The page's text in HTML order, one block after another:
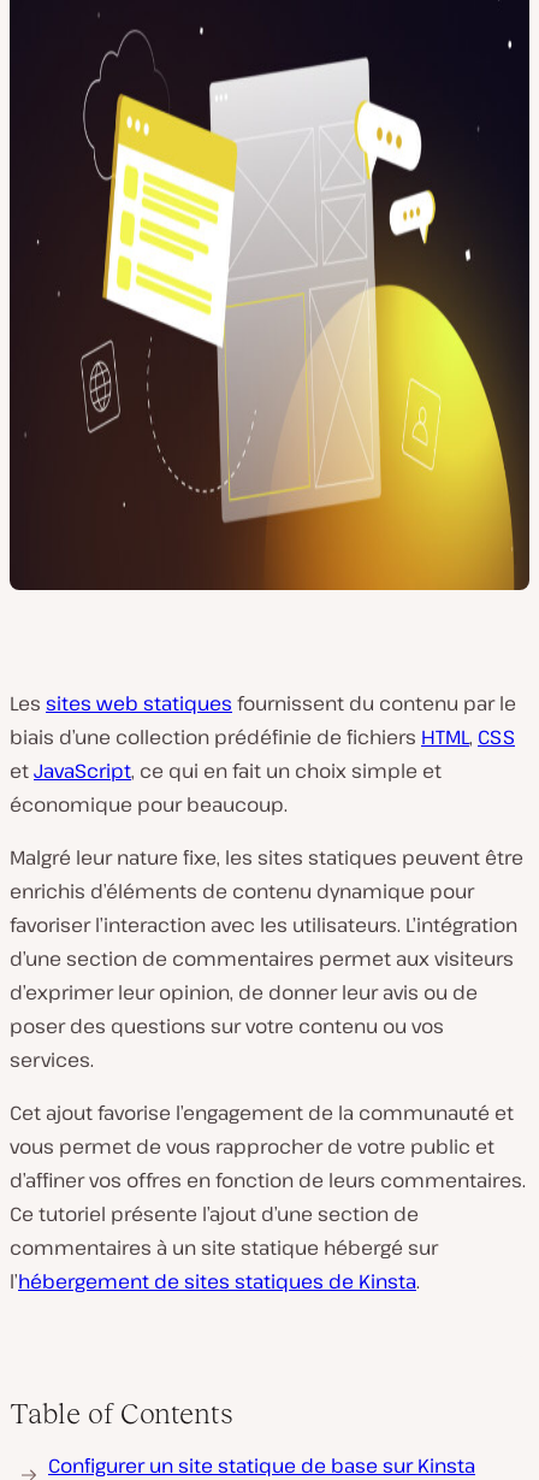
Les sites web statiques fournissent du contenu par le
biais d’une collection prédéfinie de fichiers HTML, CSS
etJavaScript, ce qui en fait un choix simple et
économique pour beaucoup.
Malgré leur nature fixe, les sites statiques peuvent être
enrichis d’éléments de contenu dynamique pour
favoriser l’interaction avec les utilisateurs. L’intégration
d’une section de commentaires permet aux visiteurs
d’exprimer leur opinion, de donner leur avis ou de
poser des questions sur votre contenu ou vos
services.
Cet ajout favorise l’engagement de la communauté et
vous permet de vous rapprocher de votre public et
d’affiner vos offres en fonction de leurs commentaires.
Ce tutoriel présente l’ajout d’une section de
commentaires à un site statique hébergé sur
l’hébergement de sites statiques de Kinsta.
Table of Contents
Configurer un site statique de base sur Kinsta